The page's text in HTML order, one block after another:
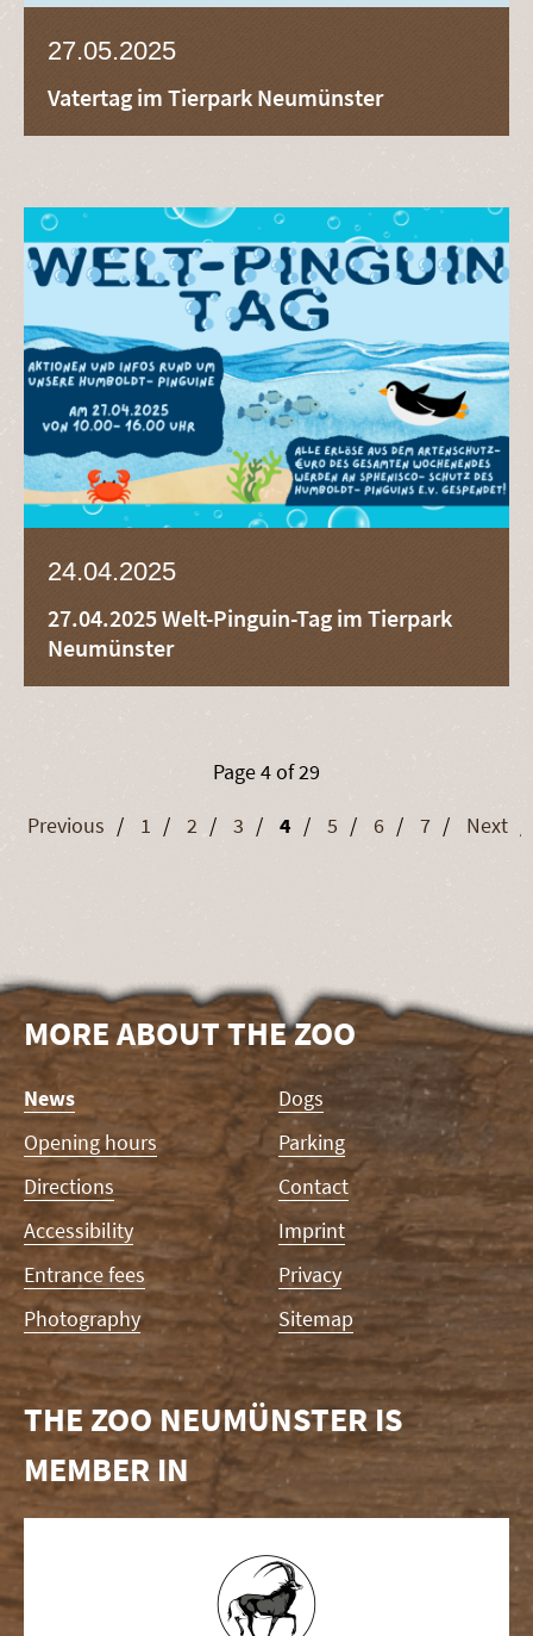
27.05.2025
Vatertag im Tierpark Neumünster
24.04.2025
27.04.2025 Welt-Pinguin-Tag im Tierpark
Neumünster
Page 4 of 29
Previous
1 2 3 4 5 6 7 Next
MORE ABOUT THE ZOO
Skip
navigation
News
Opening hours
Directions
Accessibility
Entrance fees
Photography
Dogs
Parking
Contact
Imprint
Privacy
Sitemap
THE ZOO NEUMÜNSTER IS
MEMBER IN